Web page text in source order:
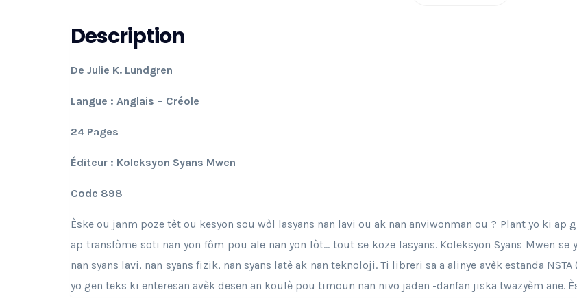
Description
De Julie K. Lundgren
Langue : Anglais – Créole
24 Pages
Éditeur : Koleksyon Syans Mwen
Code 898
Èske ou janm poze tèt ou kesyon sou wòl lasyans nan lavi ou ak nan anviwonman ou ? Plant yo ki ap
ap transfòme soti nan yon fôm pou ale nan yon lòt… tout se koze lasyans. Koleksyon Syans Mwen
nan syans lavi, nan syans fizik, nan syans latè ak nan teknoloji. Ti libreri sa a alinye avèk estanda
yo gen teks ki enteresan avèk desen an koulè pou timoun nan nivo jaden -danfan jiska twazyèm ane.